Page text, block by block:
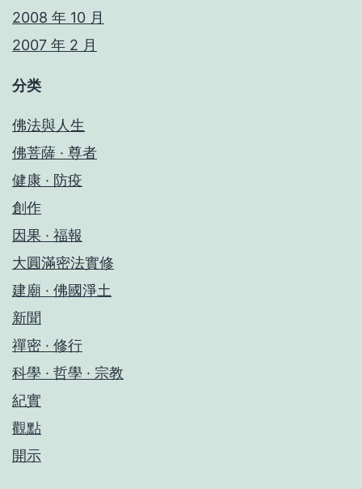
2008 年 10 月
2007 年 2 月
分类
佛法與人生
佛菩薩 · 尊者
健康 · 防疫
創作
因果 · 福報
大圓滿密法實修
建廟 · 佛國淨土
新聞
禪密 · 修行
科學 · 哲學 · 宗教
紀實
觀點
開示